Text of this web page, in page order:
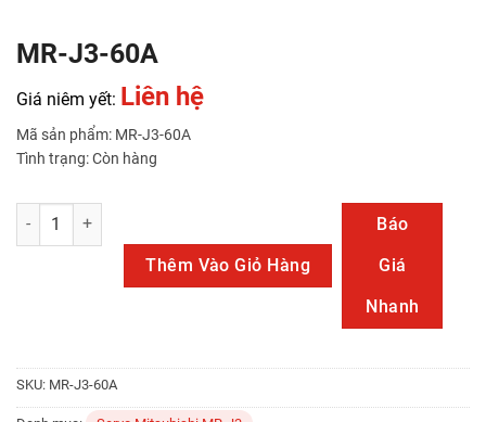
MR-J3-60A
Giá niêm yết: Liên hệ
Mã sản phẩm: MR-J3-60A
Tình trạng: Còn hàng
MR-J3-60A số lượng
Thêm Vào Giỏ Hàng
Báo
Giá
Nhanh
SKU: MR-J3-60A